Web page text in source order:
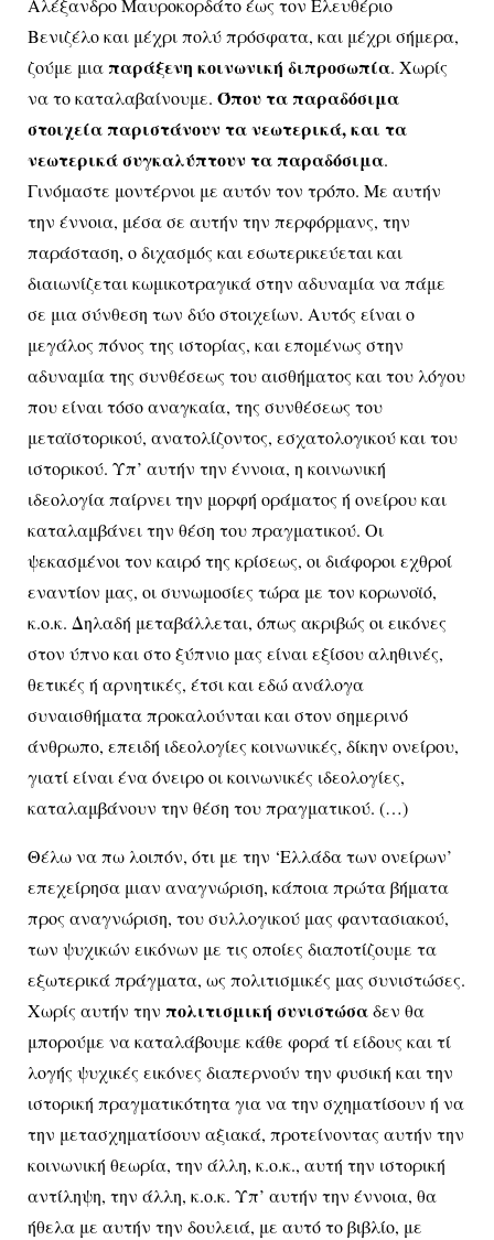
Αλέξανδρο Μαυροκορδάτο έως τον Ελευθέριο
Βενιζέλο και μέχρι πολύ πρόσφατα, και μέχρι σήμερα,
ζούμε μιαπαράξενη κοινωνική διπροσωπία. Χωρίς
να το καταλαβαίνουμε. Όπου τα παραδόσιμα
στοιχεία παριστάνουν τα νεωτερικά, και τα
νεωτερικά συγκαλύπτουν τα παραδόσιμα.
Γινόμαστε μοντέρνοι με αυτόν τον τρόπο. Με αυτήν
την έννοια, μέσα σε αυτήν την περφόρμανς, την
παράσταση, ο διχασμός και εσωτερικεύεται και
διαιωνίζεται κωμικοτραγικά στην αδυναμία να πάμε
σε μια σύνθεση των δύο στοιχείων. Αυτός είναι ο
μεγάλος πόνος της ιστορίας, και επομένως στην
αδυναμία της συνθέσεως του αισθήματος και του λόγου
που είναι τόσο αναγκαία, της συνθέσεως του
μεταϊστορικού, ανατολίζοντος, εσχατολογικού και του
ιστορικού. Υπ’ αυτήν την έννοια, η κοινωνική
ιδεολογία παίρνει την μορφή οράματος ή ονείρου και
καταλαμβάνει την θέση του πραγματικού. Οι
ψεκασμένοι τον καιρό της κρίσεως, οι διάφοροι εχθροί
εναντίον μας, οι συνωμοσίες τώρα με τον κορωνοϊό,
κ.ο.κ. Δηλαδή μεταβάλλεται, όπως ακριβώς οι εικόνες
στον ύπνο και στο ξύπνιο μας είναι εξίσου αληθινές,
θετικές ή αρνητικές, έτσι και εδώ ανάλογα
συναισθήματα προκαλούνται και στον σημερινό
άνθρωπο, επειδή ιδεολογίες κοινωνικές, δίκην ονείρου,
γιατί είναι ένα όνειρο οι κοινωνικές ιδεολογίες,
καταλαμβάνουν την θέση του πραγματικού. (…)
Θέλω να πω λοιπόν, ότι με την ‘Ελλάδα των ονείρων’
επεχείρησα μιαν αναγνώριση, κάποια πρώτα βήματα
προς αναγνώριση, του συλλογικού μας φαντασιακού,
των ψυχικών εικόνων με τις οποίες διαποτίζουμε τα
εξωτερικά πράγματα, ως πολιτισμικές μας συνιστώσες.
Χωρίς αυτήν την πολιτισμική συνιστώσαδεν θα
μπορούμε να καταλάβουμε κάθε φορά τί είδους και τί
λογής ψυχικές εικόνες διαπερνούν την φυσική και την
ιστορική πραγματικότητα για να την σχηματίσουν ή να
την μετασχηματίσουν αξιακά, προτείνοντας αυτήν την
κοινωνική θεωρία, την άλλη, κ.ο.κ., αυτή την ιστορική
αντίληψη, την άλλη, κ.ο.κ. Υπ’ αυτήν την έννοια, θα
ήθελα με αυτήν την δουλειά, με αυτό το βιβλίο, με